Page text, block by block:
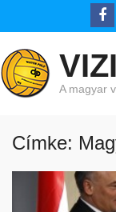
A magyar
Címke: